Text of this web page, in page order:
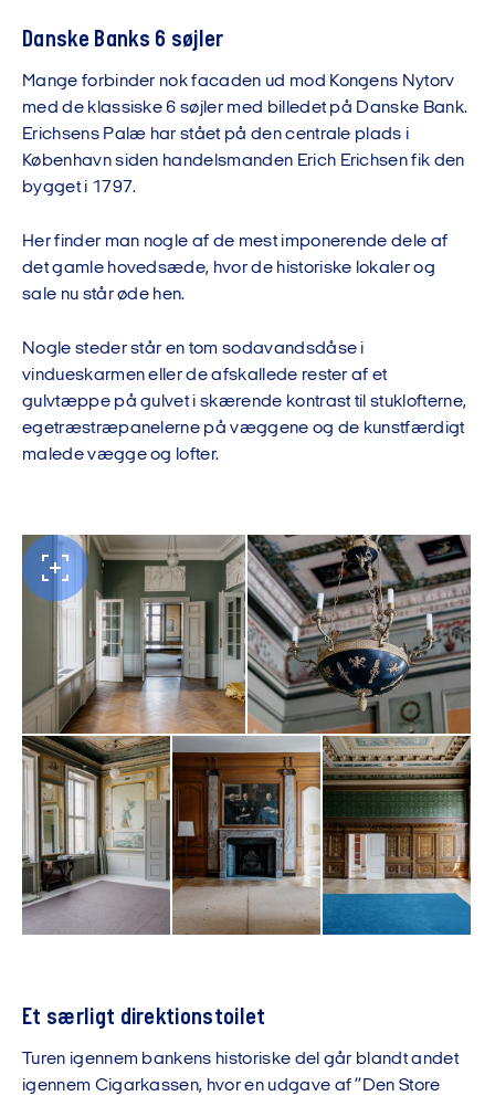
Danske Banks 6 søjler
Mange forbinder nok facaden ud mod Kongens Nytorv
med de klassiske 6 søjler med billedet på Danske Bank.
Erichsens Palæ har stået på den centrale plads i
København siden handelsmanden Erich Erichsen fik den
bygget i 1797.
Her finder man nogle af de mest imponerende dele af
det gamle hovedsæde, hvor de historiske lokaler og
sale nu står øde hen.
Nogle steder står en tom sodavandsdåse i
vindueskarmen eller de afskallede rester af et
gulvtæppe på gulvet i skærende kontrast til stuklofterne,
egetræstræpanelerne på væggene og de kunstfærdigt
malede vægge og lofter.
Et særligt direktionstoilet
Turen igennem bankens historiske del går blandt andet
igennem Cigarkassen, hvor en udgave af ”Den Store